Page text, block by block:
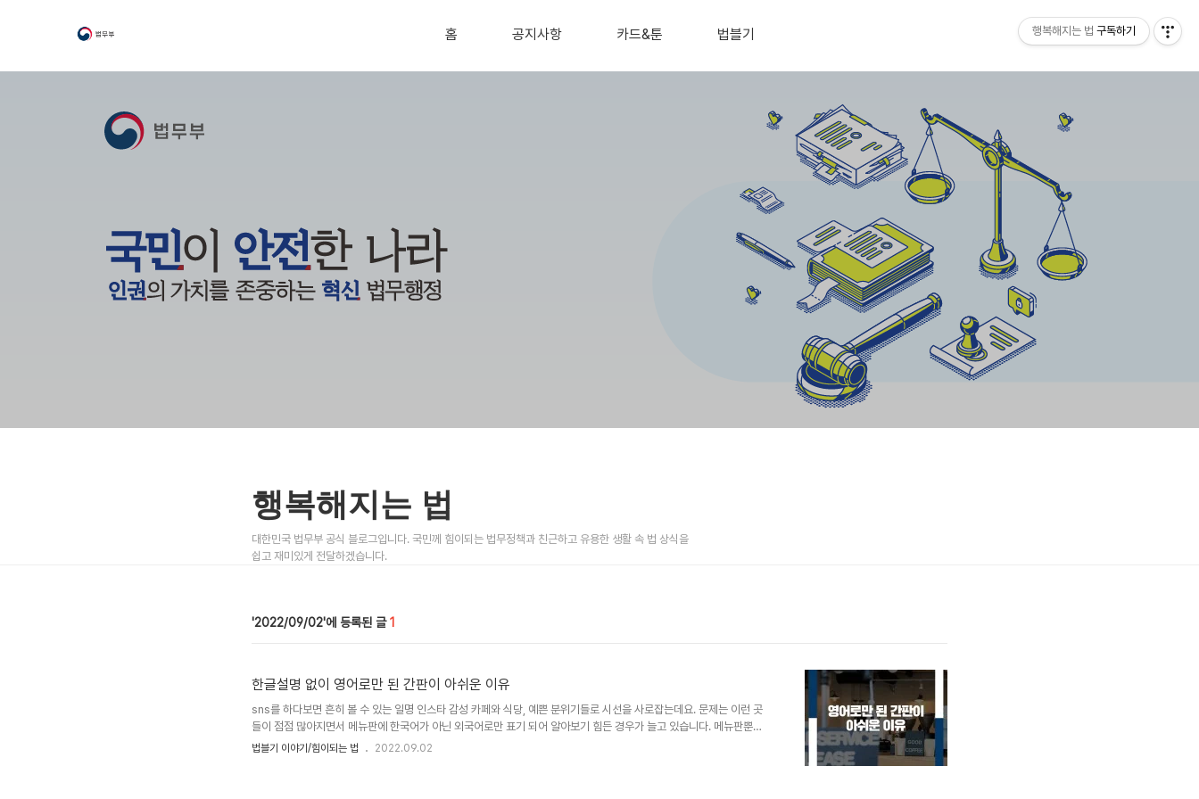
행복해지는 법
대한민국 법무부 공식 블로그입니다. 국민께 힘이되는 법무정책과 친근하고 유용한 생활 속 법 상식을
쉽고 재미있게 전달하겠습니다.
홈 공지사항 카드&툰 법블기
2022/09/02 1
한글설명 없이 영어로만 된 간판이 아쉬운 이유
sns를 하다보면 흔히 볼 수 있는 일명 인스타 감성 카페와 식당, 예쁜 분위기들로 시선을 사로잡는데요. 문제는 이런 곳
들이 점점 많아지면서 메뉴판에 한국어가 아닌 외국어로만 표기 되어 알아보기 힘든 경우가 늘고 있습니다. 메뉴판뿐만
아니라 교통 표지판에도 외국어만 표기가 되어있어 논란이 됐던 경우가 있는데요, 외국어 표기에 대한 규제는 따로 없는
법블기 이야기/힘이되는 법 2022.09.02
행복해지는 법 구독하기